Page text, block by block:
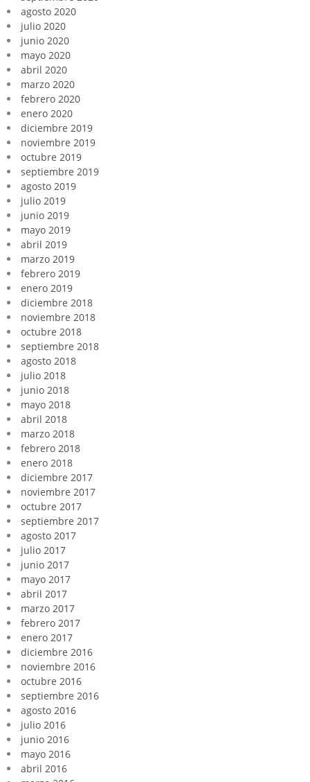
agosto 2020
julio 2020
junio 2020
mayo 2020
abril 2020
marzo 2020
febrero 2020
enero 2020
diciembre 2019
noviembre 2019
octubre 2019
septiembre 2019
agosto 2019
julio 2019
junio 2019
mayo 2019
abril 2019
marzo 2019
febrero 2019
enero 2019
diciembre 2018
noviembre 2018
octubre 2018
septiembre 2018
agosto 2018
julio 2018
junio 2018
mayo 2018
abril 2018
marzo 2018
febrero 2018
enero 2018
diciembre 2017
noviembre 2017
octubre 2017
septiembre 2017
agosto 2017
julio 2017
junio 2017
mayo 2017
abril 2017
marzo 2017
febrero 2017
enero 2017
diciembre 2016
noviembre 2016
octubre 2016
septiembre 2016
agosto 2016
julio 2016
junio 2016
mayo 2016
abril 2016